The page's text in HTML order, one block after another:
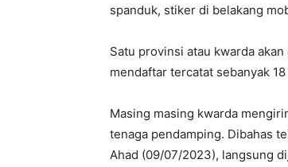
spanduk, stiker di belakang
Satu provinsi atau kwarda
mendaftar tercatat sebanyak
Masing masing kwarda
tenaga pendamping. Dibahas
Ahad (09/07/2023), langsung